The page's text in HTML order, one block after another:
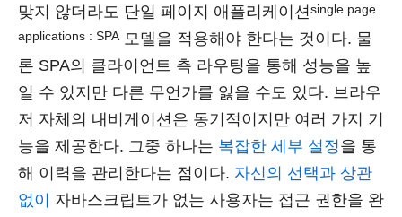
맞지 않더라도 단일 페이지 애플리케이션single page
applications : SPA모델을 적용해야 한다는 것이다. 물
론 SPA의 클라이언트 측 라우팅을 통해 성능을 높
일 수 있지만 다른 무언가를 잃을 수도 있다. 브라우
저 자체의 내비게이션은 동기적이지만 여러 가지 기
능을 제공한다. 그중 하나는 복잡한 세부 설정을 통
해 이력을 관리한다는 점이다. 자신의 선택과 상관
없이
자바스크립트가 없는 사용자는 접근 권한을 완